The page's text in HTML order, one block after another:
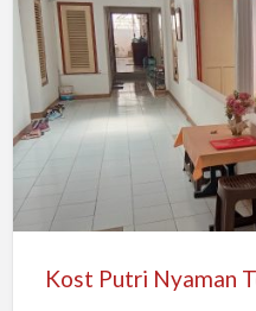
Putri
Nyaman
Tengah
Kota